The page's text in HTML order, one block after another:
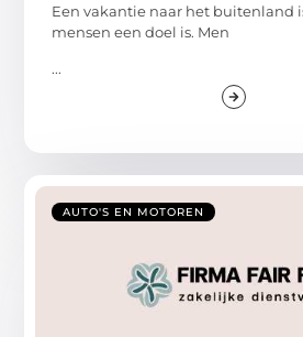
Een vakantie naar het buitenland
mensen een doel is. Men
...
AUTO'S EN MOTOREN